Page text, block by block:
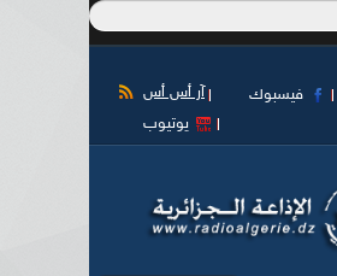
آر أس أس فيسبوك
يوتيوب